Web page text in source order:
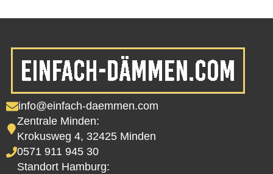
info@einfach-daemmen.com
Zentrale Minden:
Krokusweg 4, 32425 Minden
0571 911 945 30
Standort Hamburg: